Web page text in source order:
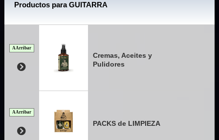
Productos para GUITARRA
A Arribar
Cremas, Aceites y
Pulidores
A Arribar
PACKS de LIMPIEZA